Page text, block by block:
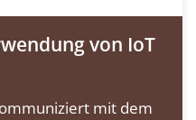
von IoT
mit dem